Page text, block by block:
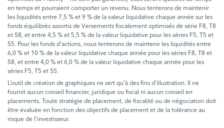
en temps et pourraient comporter un revenu. Nous tenterons de maintenir
les liquidités entre 7,5 % et 9 % de la valeur liquidative chaque année sur les
fonds équilibrés assortis de Versements fiscalement optimisés de série F8, T8
et S8, et entre 4,5 % et 5,5 % de la valeur liquidative pour les séries F5, T5 et
S5. Pour les fonds d’actions, nous tenterons de maintenir les liquidités entre
6,0 % et 10 % de la valeur liquidative chaque année pour les séries F8, T8 et
S8, et entre 4,0 % et 6,0 % de la valeur liquidative chaque année pour les
séries F5, T5 et S5.
L’outil de création de graphiques ne sert qu’à des fins d’illustration. Il ne
fournit aucun conseil financier, juridique ou fiscal ni aucun conseil en
placements. Toute stratégie de placement, de fiscalité ou de négociation doit
être évaluée en fonction des objectifs de placement et de la tolérance au
risque de l’investisseur.